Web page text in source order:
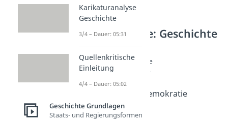
Weitere Inhalte: Geschichte
Demokratische Systeme
Was ist Demokratie?
Dauer: 04:12
Parlamentarische Demokratie
Dauer: 02:01
Semipräsidentielles
Karikaturanalyse
Geschichte
3/4 – Dauer: 05:31
Quellenkritische
Einleitung
4/4 – Dauer: 05:02
Geschichte Grundlagen
Staats- und Regierungsformen